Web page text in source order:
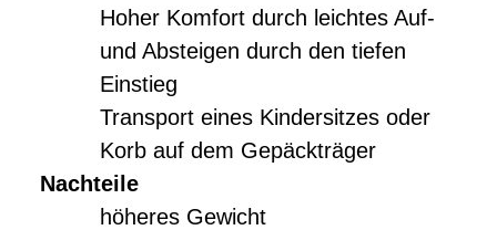
Hoher Komfort durch leichtes Auf-
und Absteigen durch den tiefen
Einstieg
Transport eines Kindersitzes oder
Korb auf dem Gepäckträger
Nachteile
höheres Gewicht